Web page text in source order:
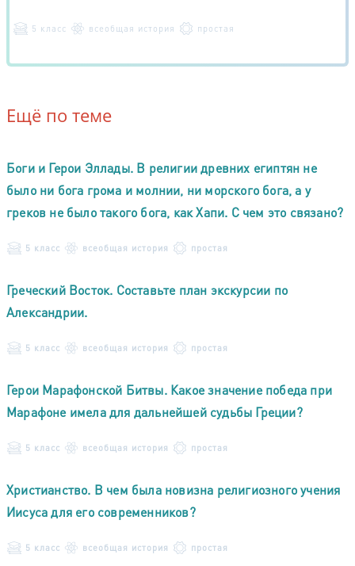
5 класс всеобщая история простая
Ещё по теме
Боги и Герои Эллады. В религии древних египтян не
было ни бога грома и молнии, ни морского бога, а у
греков не было такого бога, как Хапи. С чем это связано?
5 класс всеобщая история простая
Греческий Восток. Составьте план экскурсии по
Александрии.
5 класс всеобщая история простая
Герои Марафонской Битвы. Какое значение победа при
Марафоне имела для дальнейшей судьбы Греции?
5 класс всеобщая история простая
Христианство. В чем была новизна религиозного учения
Иисуса для его современников?
5 класс всеобщая история простая